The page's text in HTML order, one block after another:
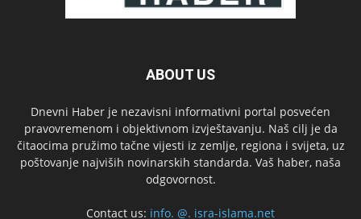
ABOUT US
Dnevni Haber je nezavisni informativni portal posvećen
pravovremenom i objektivnom izvještavanju. Naš cilj je da
čitaocima pružimo tačne vijesti iz zemlje, regiona i svijeta, uz
poštovanje najviših novinarskih standarda. Vaš haber, naša
odgovornost.
Contact us: info. @. isra-islama.net